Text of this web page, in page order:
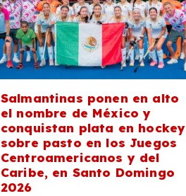
Salmantinas ponen en alto
el nombre de México y
conquistan plata en hockey
sobre pasto en los Juegos
Centroamericanos y del
Caribe, en Santo Domingo
2026